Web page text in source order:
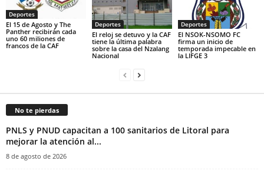
Deportes
El 15 de Agosto y The
Panther recibirán cada
uno 60 miliones de
francos de la CAF
Deportes
El reloj se detuvo y la CAF
tiene la última palabra
sobre la casa del Nzalang
Nacional
Deportes
El NSOK-NSOMO FC
firma un inicio de
temporada impecable en
la LIFGE 3
No te pierdas
PNLS y PNUD capacitan a 100 sanitarios de Litoral para
mejorar la atención al...
8 de agosto de 2026